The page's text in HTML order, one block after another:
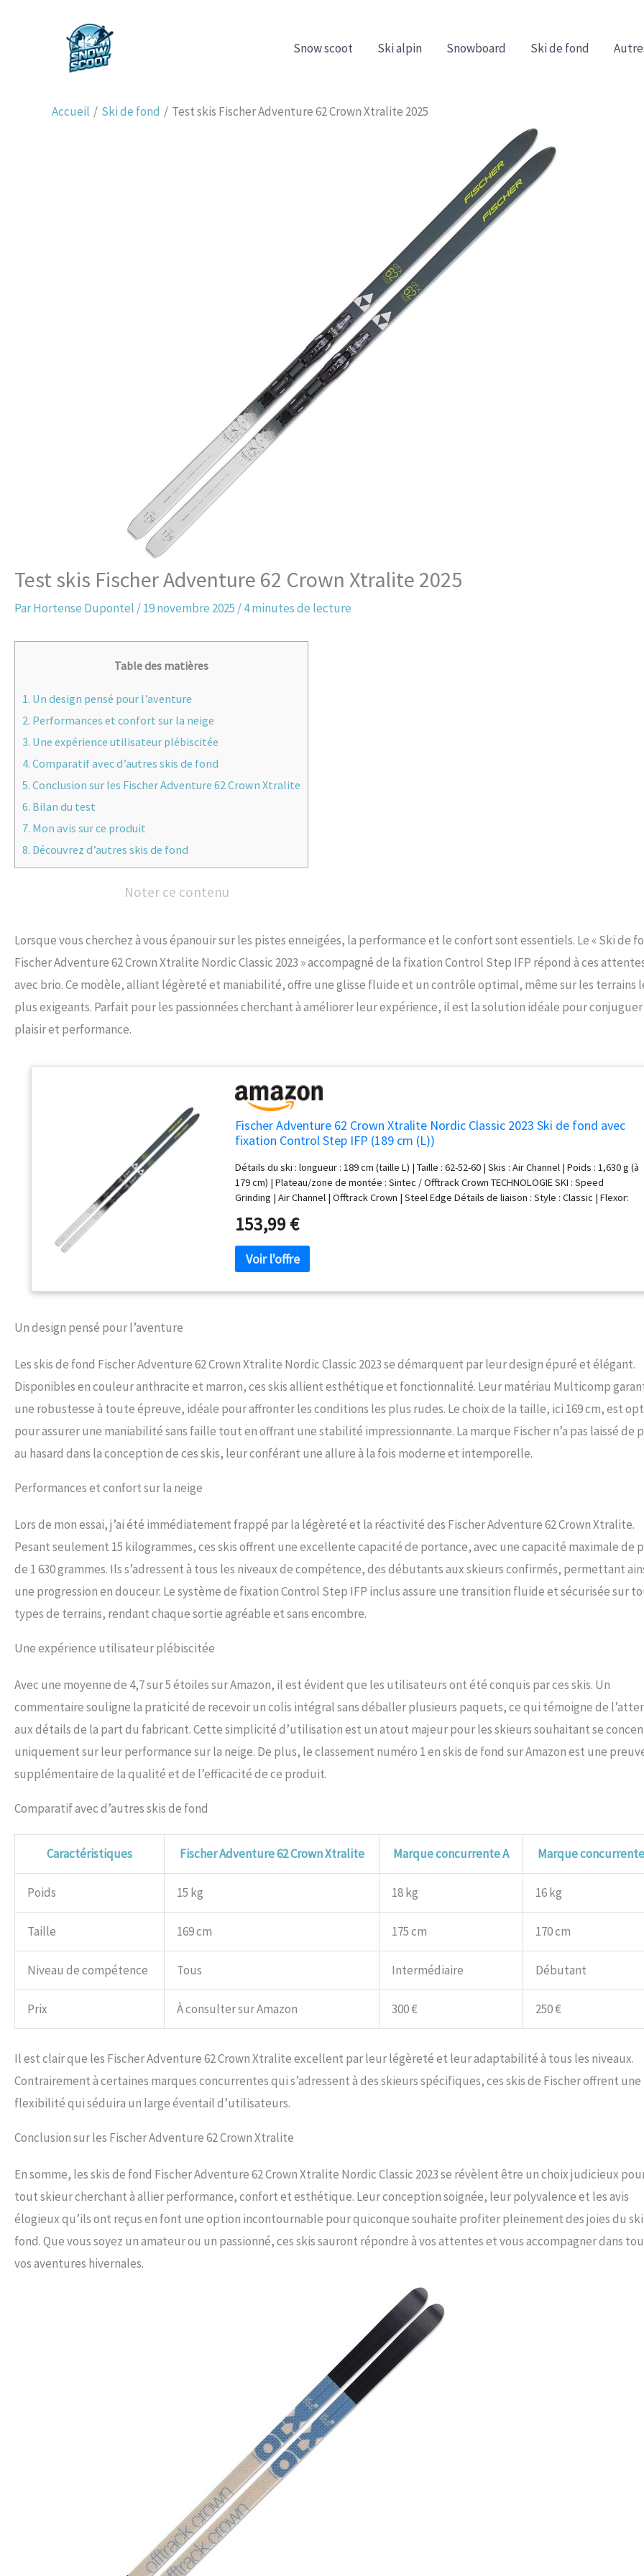
Snow scoot Ski alpin Snowboard Ski de fond
Accueil Ski de fond Test skis Fischer Adventure 62 Crown Xtralite 2025
Test skis Fischer Adventure 62 Crown Xtralite 2025
ParHortense Dupontel /19 novembre 2025 /4 minutes de lecture
Table des matières
1. Un design pensé pour l’aventure
2. Performances et confort sur la neige
3. Une expérience utilisateur plébiscitée
4. Comparatif avec d’autres skis de fond
5. Conclusion sur les Fischer Adventure 62 Crown Xtralite
6. Bilan du test
7. Mon avis sur ce produit
8. Découvrez d’autres skis de fond
Noter ce contenu
Lorsque vous cherchez à vous épanouir sur les pistes enneigées, la performance et le confort sont essentiels. Le « Ski de
Fischer Adventure 62 Crown Xtralite Nordic Classic 2023 » accompagné de la fixation Control Step IFP répond à ces
avec brio. Ce modèle, alliant légèreté et maniabilité, offre une glisse fluide et un contrôle optimal, même sur les terrains
plus exigeants. Parfait pour les passionnées cherchant à améliorer leur expérience, il est la solution idéale pour conjuguer
plaisir et performance.
Fischer Adventure 62 Crown Xtralite Nordic Classic 2023 Ski de fond avec
fixation Control Step IFP (189 cm (L))
Détails du ski : longueur : 189 cm (taille L) | Taille : 62-52-60 | Skis : Air Channel | Poids : 1,630 g (à
179 cm) | Plateau/zone de montée : Sintec / Offtrack Crown TECHNOLOGIE SKI : Speed
Grinding | Air Channel | Offtrack Crown | Steel Edge Détails de liaison : Style : Classic | Flexor:
Contrôle et stabilité | Pointures de chaussures: 35-52 Technologie de liaison : Turn Lock | Tool
Flexor Un partenaire polyvalent et fiable pour tous les terrains. Equipé de Nordic Rocker et
de l'élévateur tout-terrain Offtrack Crown, l'Adventure 62 Crown Xtralite se distingue par sa
153,99 €
Un design pensé pour l’aventure
Les skis de fond Fischer Adventure 62 Crown Xtralite Nordic Classic 2023 se démarquent par leur design épuré et élégant.
Disponibles en couleur anthracite et marron, ces skis allient esthétique et fonctionnalité. Leur matériau Multicomp
une robustesse à toute épreuve, idéale pour affronter les conditions les plus rudes. Le choix de la taille, ici 169 cm, est
pour assurer une maniabilité sans faille tout en offrant une stabilité impressionnante. La marque Fischer n’a pas laissé de
au hasard dans la conception de ces skis, leur conférant une allure à la fois moderne et intemporelle.
Performances et confort sur la neige
Lors de mon essai, j’ai été immédiatement frappé par la légèreté et la réactivité des Fischer Adventure 62 Crown Xtralite.
Pesant seulement 15 kilogrammes, ces skis offrent une excellente capacité de portance, avec une capacité maximale de
de 1 630 grammes. Ils s’adressent à tous les niveaux de compétence, des débutants aux skieurs confirmés, permettant
une progression en douceur. Le système de fixation Control Step IFP inclus assure une transition fluide et sécurisée sur
types de terrains, rendant chaque sortie agréable et sans encombre.
Une expérience utilisateur plébiscitée
Avec une moyenne de 4,7 sur 5 étoiles sur Amazon, il est évident que les utilisateurs ont été conquis par ces skis. Un
commentaire souligne la praticité de recevoir un colis intégral sans déballer plusieurs paquets, ce qui témoigne de
aux détails de la part du fabricant. Cette simplicité d’utilisation est un atout majeur pour les skieurs souhaitant se
uniquement sur leur performance sur la neige. De plus, le classement numéro 1 en skis de fond sur Amazon est une
supplémentaire de la qualité et de l’efficacité de ce produit.
Comparatif avec d’autres skis de fond
Caractéristiques Fischer Adventure 62 Crown Xtralite Marque concurrente A Marque
Poids 15 kg 18 kg 16 kg
Taille 169 cm 175 cm 170 cm
Niveau de compétence Tous Intermédiaire Débutant
Prix À consulter sur Amazon 300 € 250 €
Il est clair que les Fischer Adventure 62 Crown Xtralite excellent par leur légèreté et leur adaptabilité à tous les niveaux.
Contrairement à certaines marques concurrentes qui s’adressent à des skieurs spécifiques, ces skis de Fischer offrent une
flexibilité qui séduira un large éventail d’utilisateurs.
Conclusion sur les Fischer Adventure 62 Crown Xtralite
En somme, les skis de fond Fischer Adventure 62 Crown Xtralite Nordic Classic 2023 se révèlent être un choix judicieux
tout skieur cherchant à allier performance, confort et esthétique. Leur conception soignée, leur polyvalence et les avis
élogieux qu’ils ont reçus en font une option incontournable pour quiconque souhaite profiter pleinement des joies du
fond. Que vous soyez un amateur ou un passionné, ces skis sauront répondre à vos attentes et vous accompagner dans
vos aventures hivernales.